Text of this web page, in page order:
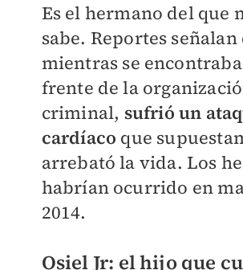
Es el hermano del que
sabe. Reportes señalan
mientras se
frente de la
criminal, sufrió un
cardíaco que
arrebató la vida. Los
habrían ocurrido en
2014.
Osiel Jr: el hijo que